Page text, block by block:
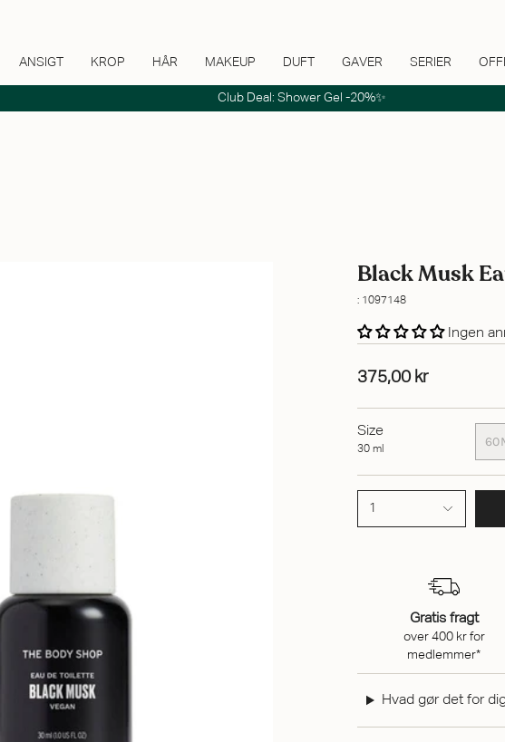
ANSIGT KROP HÅR MAKEUP DUFT GAVER SERIER
Club Deal: Shower Gel -20%✨
Black Musk
: 1097148
Ingen
375,00 kr
Size
30 ml
1
Gratis fragt
over 400 kr for
medlemmer*
Hvad gør det for